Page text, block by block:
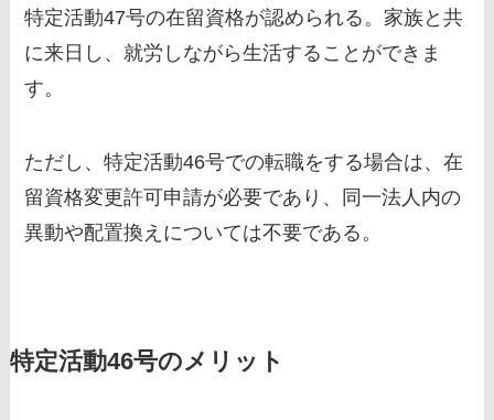
特定活動47号の在留資格が認められる。家族と共
に来日し、就労しながら生活することができま
す。
ただし、特定活動46号での転職をする場合は、在
留資格変更許可申請が必要であり、同一法人内の
異動や配置換えについては不要である。
特定活動46号のメリット